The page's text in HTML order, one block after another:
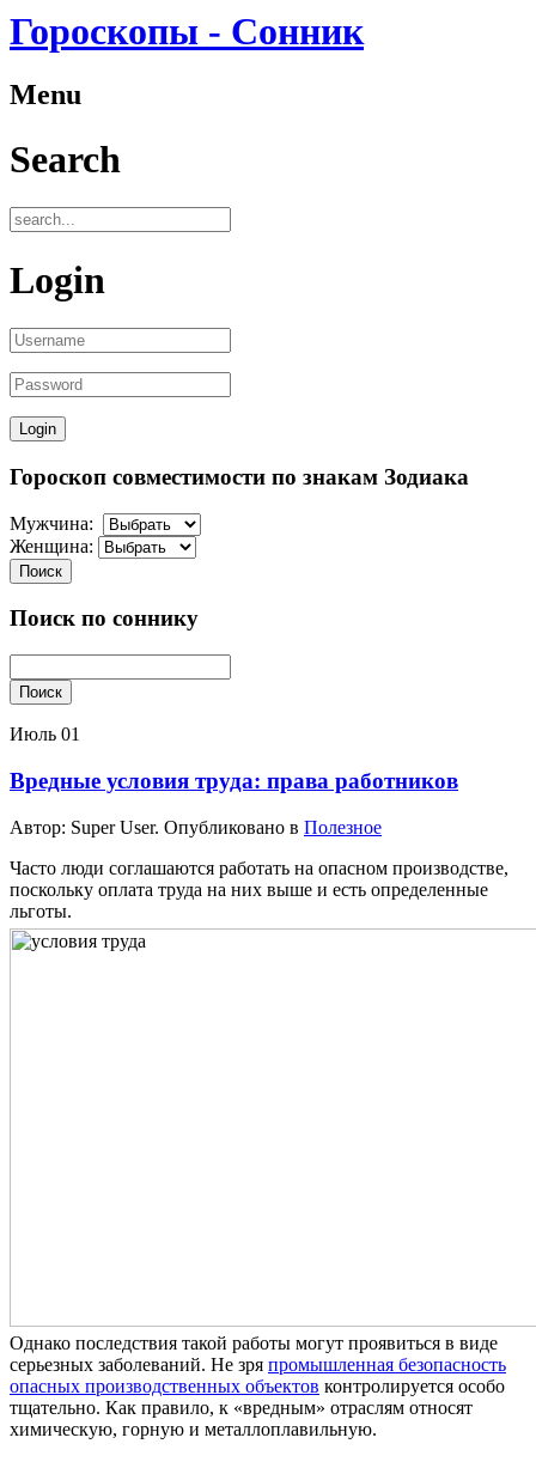
Гороскопы - Сонник
Menu
Search
Login
Гороскоп совместимости по знакам Зодиака
Мужчина:
Женщина:
Поиск
Поиск по соннику
Поиск
Июль 01
Вредные условия труда: права работников
Автор: Super User. Опубликовано в Полезное
Часто люди соглашаются работать на опасном производстве,
поскольку оплата труда на них выше и есть определенные
льготы.
Однако последствия такой работы могут проявиться в виде
серьезных заболеваний. Не зря промышленная безопасность
опасных производственных объектов контролируется особо
тщательно. Как правило, к «вредным» отраслям относят
химическую, горную и металлоплавильную.